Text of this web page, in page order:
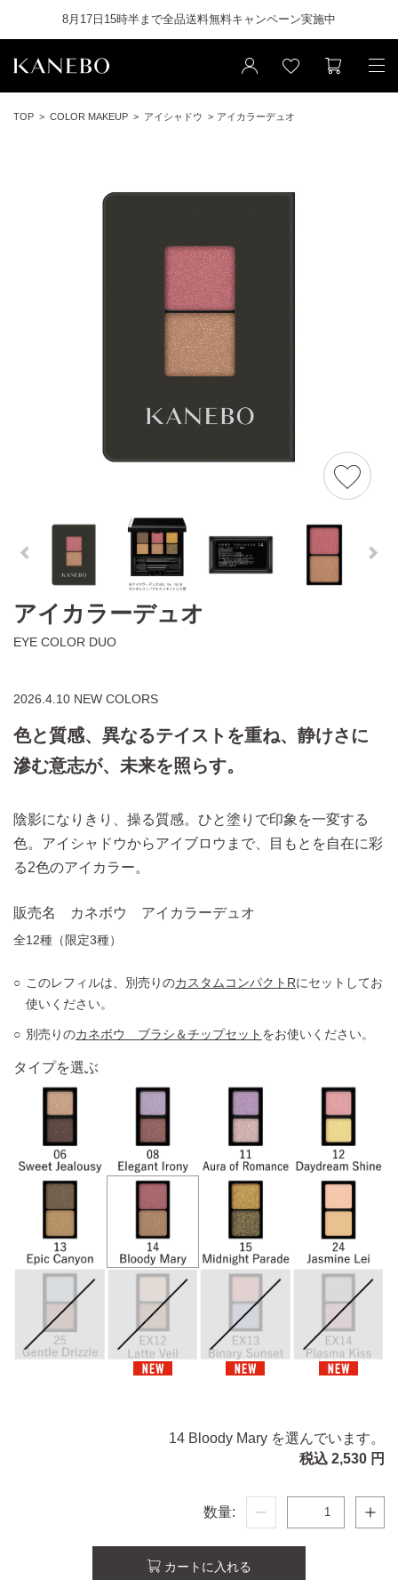
8月17日15時半まで全品送料無料キャンペーン実施中
TOP COLOR MAKEUP アイシャドウ アイカラーデュオ
アイカラーデュオ
EYE COLOR DUO
2026.4.10 NEW COLORS
色と質感、異なるテイストを重ね、静けさに
滲む意志が、未来を照らす。
陰影になりきり、操る質感。ひと塗りで印象を一変する
色。アイシャドウからアイブロウまで、目もとを自在に彩
る2色のアイカラー。
販売名 カネボウ アイカラーデュオ
全12種（限定3種）
このレフィルは、別売りのカスタムコンパクトRにセットしてお
使いください。
別売りのカネボウ ブラシ＆チップセット をお使いください。
タイプを選ぶ
14 Bloody Mary を選んでいます。
税込 2,530 円
数量:
カートに入れる